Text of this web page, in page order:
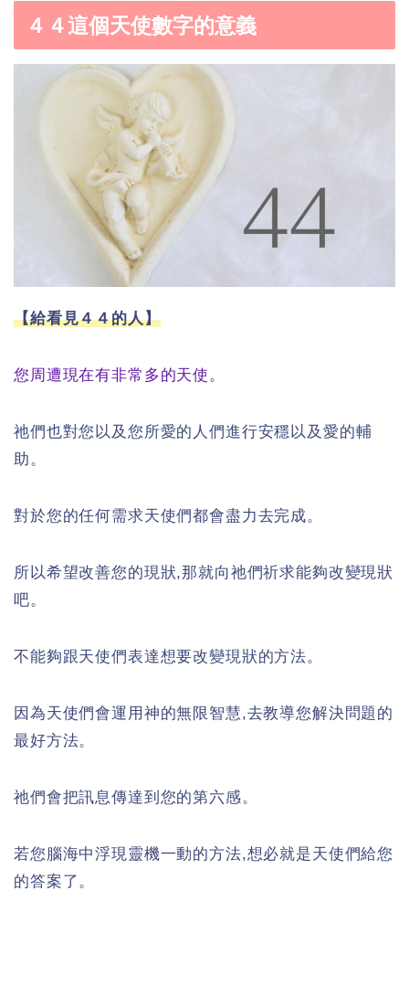
４４這個天使數字的意義
【給看見４４的人】
您周遭現在有非常多的天使。
祂們也對您以及您所愛的人們進行安穩以及愛的輔
助。
對於您的任何需求天使們都會盡力去完成。
所以希望改善您的現狀,那就向祂們祈求能夠改變現狀
吧。
不能夠跟天使們表達想要改變現狀的方法。
因為天使們會運用神的無限智慧,去教導您解決問題的
最好方法。
祂們會把訊息傳達到您的第六感。
若您腦海中浮現靈機一動的方法,想必就是天使們給您
的答案了。